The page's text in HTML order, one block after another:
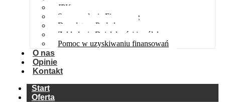
JPK
Sprawozdania Finansowe
Doradztwo Podatkowe
Zakładanie Działalności i spółek
Pomoc w uzyskiwaniu finansowań
O nas
Opinie
Kontakt
Start
Oferta